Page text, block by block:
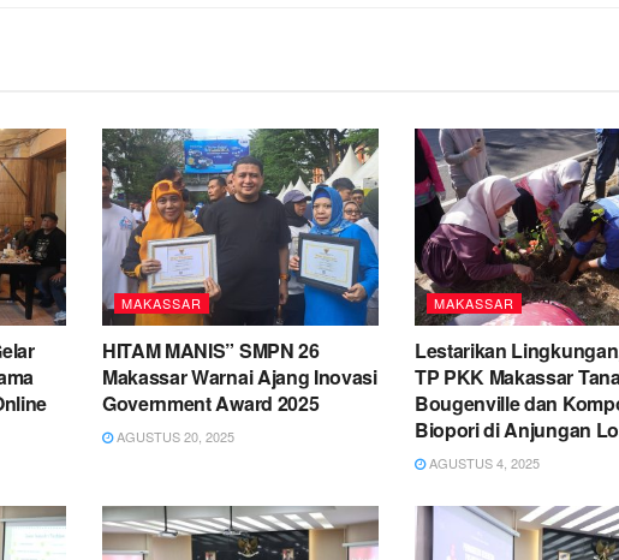
MAKASSAR
HITAM MANIS” SMPN 26
Makassar Warnai Ajang Inovasi
Government Award 2025
AGUSTUS 20, 2025
MAKASSAR
Lestarikan
TP PKK Makassar
Bougenville dan
Biopori di Anjungan
AGUSTUS 4, 2025